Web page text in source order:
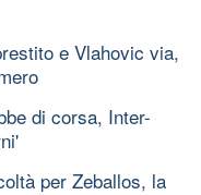
e Vlahovic via,
di corsa, Inter-
per Zeballos, la